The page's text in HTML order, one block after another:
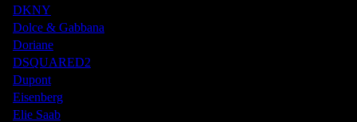
DKNY
Dolce & Gabbana
Doriane
DSQUARED2
Dupont
Eisenberg
Elie Saab